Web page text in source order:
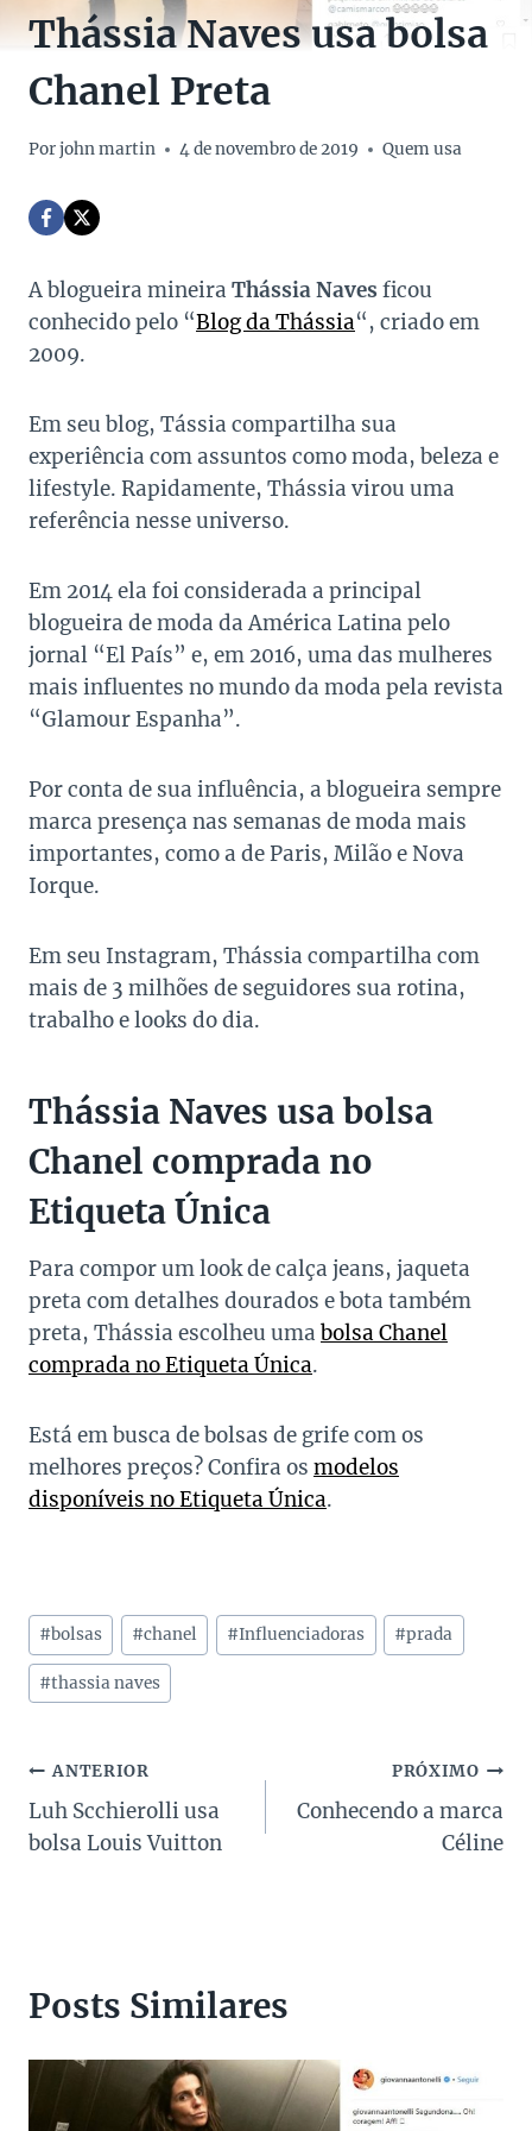
Thássia Naves usa bolsa
Chanel Preta
Porjohn martin 4 de novembro de 2019 Quem usa
A blogueira mineira Thássia Naves ficou
conhecido pelo “Blog da Thássia“, criado em
2009.
Em seu blog, Tássia compartilha sua
experiência com assuntos como moda, beleza e
lifestyle. Rapidamente, Thássia virou uma
referência nesse universo.
Em 2014 ela foi considerada a principal
blogueira de moda da América Latina pelo
jornal “El País” e, em 2016, uma das mulheres
mais influentes no mundo da moda pela revista
“Glamour Espanha”.
Por conta de sua influência, a blogueira sempre
marca presença nas semanas de moda mais
importantes, como a de Paris, Milão e Nova
Iorque.
Em seu Instagram, Thássia compartilha com
mais de 3 milhões de seguidores sua rotina,
trabalho e looks do dia.
Thássia Naves usa bolsa
Chanel comprada no
Etiqueta Única
Para compor um look de calça jeans, jaqueta
preta com detalhes dourados e bota também
preta, Thássia escolheu uma bolsa Chanel
comprada no Etiqueta Única.
Está em busca de bolsas de grife com os
melhores preços? Confira os modelos
disponíveis no Etiqueta Única.
Tags
do
Post:
#bolsas #chanel #Influenciadoras #prada
#thassia naves
Navegação
de
ANTERIOR
Luh Scchierolli usa
bolsa Louis Vuitton
PRÓXIMO
Conhecendo a marca
Céline
Posts Similares